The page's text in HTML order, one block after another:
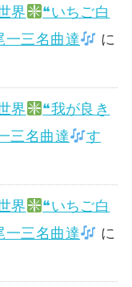
界
❝いちご白
一三名曲達
に
界
❝我が良き
三名曲達
す
界
❝いちご白
一三名曲達
に